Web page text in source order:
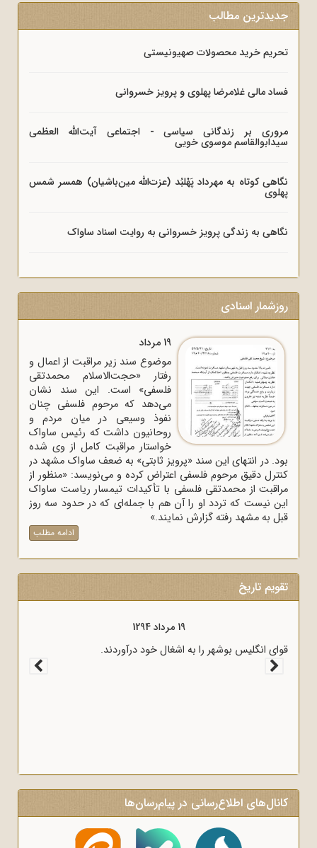
جدیدترین مطالب
تحریم خرید محصولات صهیونیستی
فساد مالی غلامرضا پهلوی و پرویز خسروانی
مروری بر زندگانی سیاسی - اجتماعی آیت‌الله العظمی
سیدابوالقاسم موسوی خویی
نگاهی کوتاه به مهرداد پَهْلبُد (عزت‌الله مین‌باشیان) همسر شمس
پهلوی
نگاهی به زندگی پرویز خسروانی به روایت اسناد ساواک
روزشمار اسنادی
19 مرداد
موضوع سند زیر مراقبت از اعمال و
رفتار «حجت‌الاسلام محمدتقی
فلسفی» است. این سند نشان
می‌دهد که مرحوم فلسفی چنان
نفوذ وسیعی در میان مردم و
روحانیون داشت که رئیس ساواک
خواستار مراقبت کامل از وی شده
بود. در انتهای این سند «پرویز ثابتی» به ضعف ساواک مشهد در
کنترل دقیق مرحوم فلسفی اعتراض کرده و می‌نویسد: «منظور از
مراقبت از محمدتقی فلسفی با تأکیدات تیمسار ریاست ساواک
این نیست که تردد او را آن هم با جمله‌ای که در حدود سه روز
قبل به مشهد رفته گزارش نمایند.»
ادامه مطلب
تقویم تاریخ
19 مرداد 1294
قوای انگلیس بوشهر را به اشغال خود درآوردند.
کانال‌های اطلاع‌رسانی در پیام‌رسان‌ها